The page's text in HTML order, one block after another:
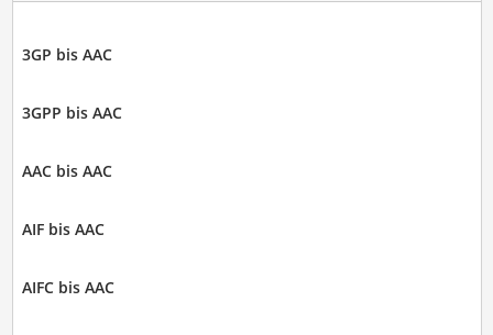
3GP bis AAC
3GPP bis AAC
AAC bis AAC
AIF bis AAC
AIFC bis AAC